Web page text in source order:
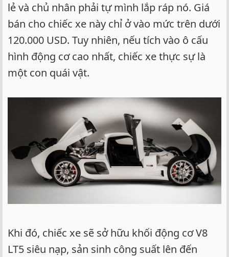
lẻ và chủ nhân phải tự mình lắp ráp nó. Giá
bán cho chiếc xe này chỉ ở vào mức trên dưới
120.000 USD. Tuy nhiên, nếu tích vào ô cấu
hình động cơ cao nhất, chiếc xe thực sự là
một con quái vật.
Khi đó, chiếc xe sẽ sở hữu khối động cơ V8
LT5 siêu nạp, sản sinh công suất lên đến